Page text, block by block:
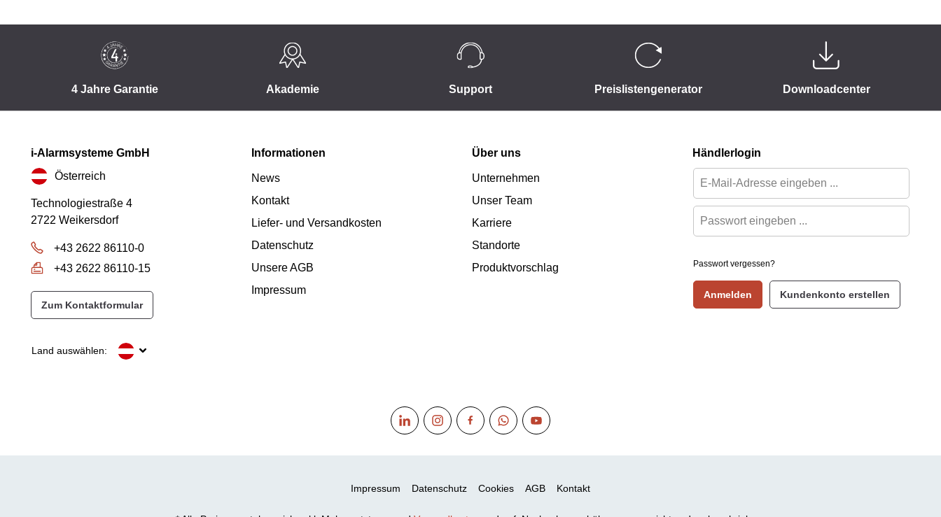
4 Jahre Garantie Akademie Support Preislistengenerator Downloadcenter
i-Alarmsysteme GmbH
Österreich
Technologiestraße 4
2722 Weikersdorf
+43 2622 86110-0
+43 2622 86110-15
Zum Kontaktformular
Land auswählen:
Informationen
News
Kontakt
Liefer- und Versandkosten
Datenschutz
Unsere AGB
Impressum
Über uns
Unternehmen
Unser Team
Karriere
Standorte
Produktvorschlag
Händlerlogin
Passwort vergessen?
Anmelden Kundenkonto erstellen
Impressum Datenschutz Cookies AGB Kontakt